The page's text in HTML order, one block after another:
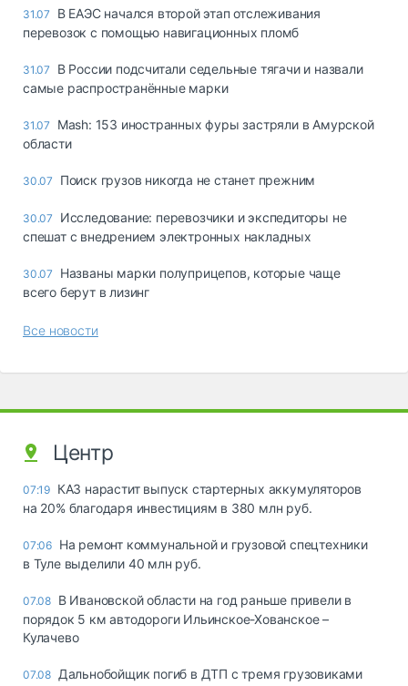
31.07
В ЕАЭС начался второй этап отслеживания
перевозок с помощью навигационных пломб
31.07
В России подсчитали седельные тягачи и назвали
самые распространённые марки
31.07
Mash: 153 иностранных фуры застряли в Амурской
области
30.07 Поиск грузов никогда не станет прежним
30.07
Исследование: перевозчики и экспедиторы не
спешат с внедрением электронных накладных
30.07
Названы марки полуприцепов, которые чаще
всего берут в лизинг
Все новости
Центр
07:19 КАЗ нарастит выпуск стартерных аккумуляторов
на 20% благодаря инвестициям в 380 млн руб.
07:06 На ремонт коммунальной и грузовой спецтехники
в Туле выделили 40 млн руб.
07.08 В Ивановской области на год раньше привели в
порядок 5 км автодороги Ильинское-Хованское –
Кулачево
07.08 Дальнобойщик погиб в ДТП с тремя грузовиками